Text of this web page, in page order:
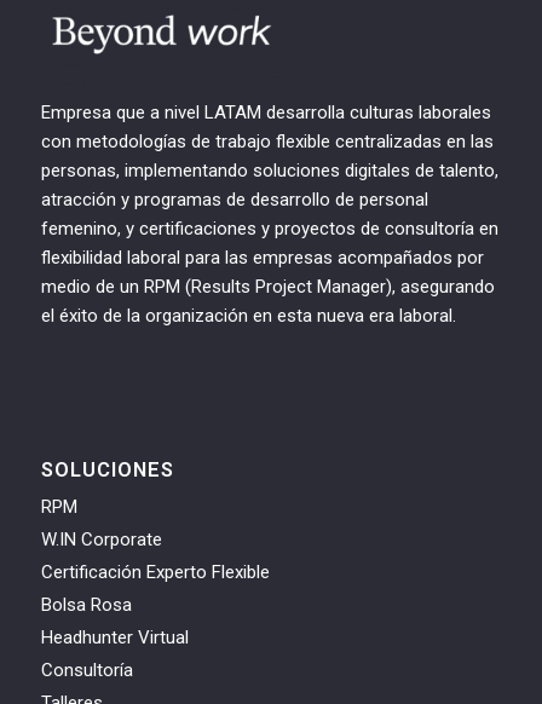
Empresa que a nivel LATAM desarrolla culturas laborales
con metodologías de trabajo flexible centralizadas en las
personas, implementando soluciones digitales de talento,
atracción y programas de desarrollo de personal
femenino, y certificaciones y proyectos de consultoría en
flexibilidad laboral para las empresas acompañados por
medio de un RPM (Results Project Manager), asegurando
el éxito de la organización en esta nueva era laboral.
SOLUCIONES
RPM
W.IN Corporate
Certificación Experto Flexible
Bolsa Rosa
Headhunter Virtual
Consultoría